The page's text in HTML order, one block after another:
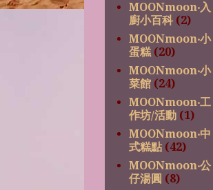
MOONmoon‧入
廚小百科 (2)
MOONmoon‧小
蛋糕 (20)
MOONmoon‧小
菜館 (24)
MOONmoon‧工
作坊/活動 (1)
MOONmoon‧中
式糕點 (42)
MOONmoon‧公
仔湯圓 (8)